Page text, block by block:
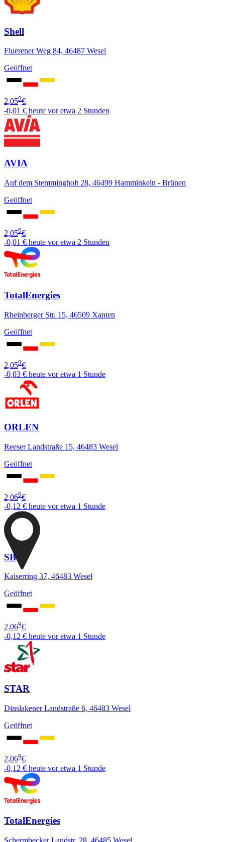
Shell
Fluerener Weg 84, 46487 Wesel
Geöffnet
2,059€
-0,01 € heute vor etwa 2 Stunden
AVIA
Auf dem Stemmingholt 28, 46499 Hamminkeln - Brünen
Geöffnet
2,059€
-0,01 € heute vor etwa 2 Stunden
TotalEnergies
Rheinberger Str. 15, 46509 Xanten
Geöffnet
2,059€
-0,03 € heute vor etwa 1 Stunde
ORLEN
Reeser Landstraße 15, 46483 Wesel
Geöffnet
2,069€
-0,12 € heute vor etwa 1 Stunde
SB
Kaiserring 37, 46483 Wesel
Geöffnet
2,069€
-0,12 € heute vor etwa 1 Stunde
STAR
Dinslakener Landstraße 6, 46483 Wesel
Geöffnet
2,069€
-0,12 € heute vor etwa 1 Stunde
TotalEnergies
Schermbecker Landstr. 28, 46485 Wesel